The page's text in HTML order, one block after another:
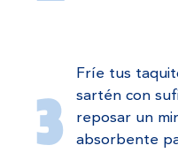
Fríe tus
sartén con
reposar un
absorbente